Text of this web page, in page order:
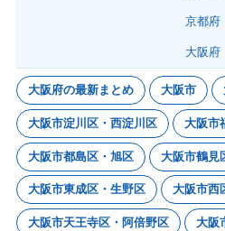
京都府
大阪府
大阪府の最新まとめ 大阪市
大阪市淀川区・西淀川区 大阪市
大阪市都島区・旭区 大阪市鶴見
大阪市東成区・生野区 大阪市西
大阪市天王寺区・阿倍野区 大阪